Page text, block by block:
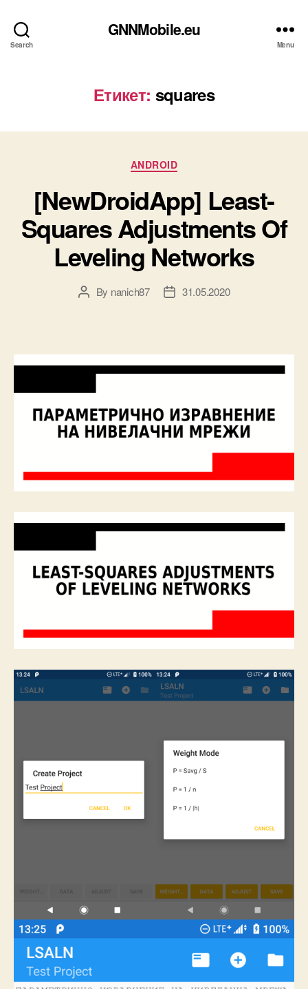
Search
GNNMobile.eu
Menu
Етикет: squares
Categories
ANDROID
[NewDroidApp] Least-
Squares Adjustments Of
Leveling Networks
PostBy nanich87
Post31.05.2020